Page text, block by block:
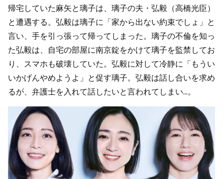
帰宅していた麻矢と璃子は、璃子の夫・弘毅（高橋光臣）
と遭遇する。弘毅は璃子に「家から出ない約束でしょ」と
言い、手を引っ張って帰ってしまった。璃子の不倫を知っ
た弘毅は、自宅の部屋に南京錠をかけて璃子を監禁してお
り、スマホも破壊していた。弘毅に対して冷静に「もうい
いかげんやめようよ」と促す璃子。弘毅は話し合いを求め
るが、弁護士を入れて話したいと言われてしまい...。